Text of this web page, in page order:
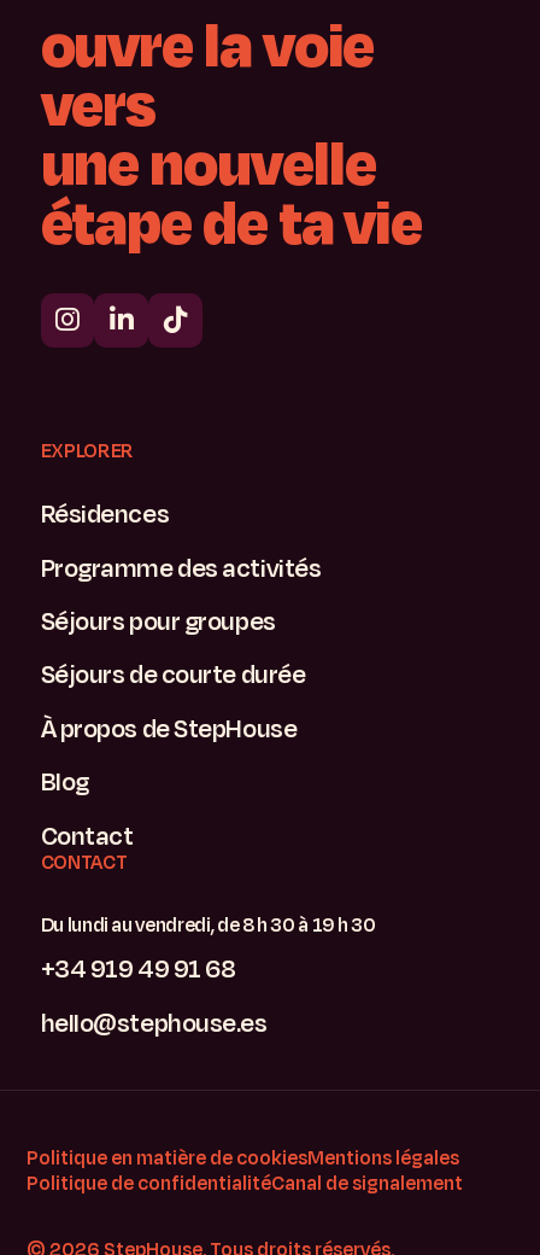
ouvrelavoie
vers
unenouvelle
étapedetavie
EXPLORER
Résidences
Programme des activités
Séjours pour groupes
Séjours de courte durée
À propos de StepHouse
Blog
Contact
CONTACT
Du lundi au vendredi, de 8 h 30 à 19 h 30
+34 919 49 91 68
hello@stephouse.es
Politique en matière de cookiesMentions légales
Politique de confidentialitéCanal de signalement
© 2026 StepHouse. Tous droits réservés.